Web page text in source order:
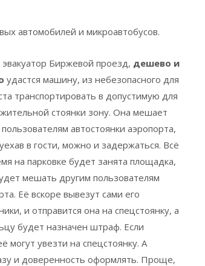
автомобилей и микроавтобусов.
Биржевой проезд, дешево и
удастся машину, из небезопасного для
транспортировать в допустимую для
стоянки зону. Она мешает
автостоянки аэропорта,
в гости, можно и задержаться. Всё
на парковке будет занята площадка,
мешать другим пользователям
Её вскоре вывезут сами его
и отправится она на спецстоянку, а
будет назначен штраф. Если
могут увезти на спецстоянку. А
и доверенность оформлять. Проще,